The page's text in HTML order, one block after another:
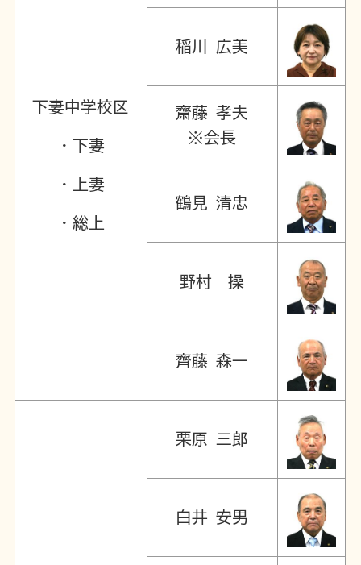
下妻中学校区
・下妻
・上妻
・総上
稲川 広美
齋藤 孝夫
※会長
鶴見 清忠
野村 操
齊藤 森一
栗原 三郎
白井 安男